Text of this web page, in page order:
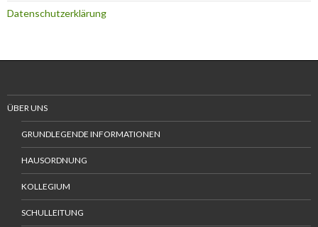
Datenschutzerklärung
ÜBER UNS
GRUNDLEGENDE INFORMATIONEN
HAUSORDNUNG
KOLLEGIUM
SCHULLEITUNG